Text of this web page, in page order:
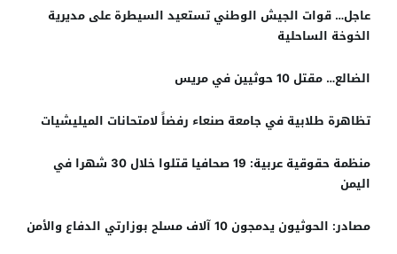
عاجل… قوات الجيش الوطني تستعيد السيطرة على مديرية
الخوخة الساحلية
الضالع… مقتل 10 حوثيين في مريس
تظاهرة طلابية في جامعة صنعاء رفضاً لامتحانات الميليشيات
منظمة حقوقية عربية: 19 صحافيا قتلوا خلال 30 شهرا في
اليمن
مصادر: الحوثيون يدمجون 10 آلاف مسلح بوزارتي الدفاع والأمن